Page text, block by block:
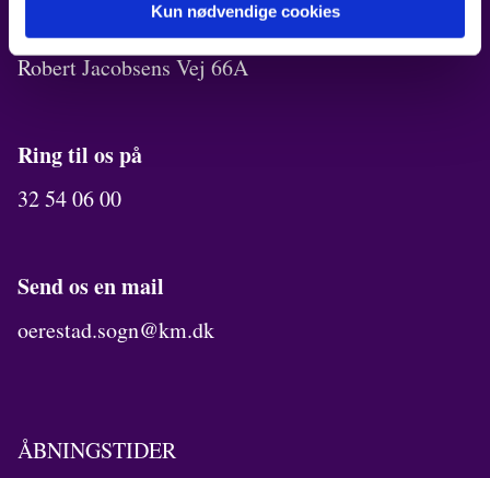
Kun nødvendige cookies
Menighedslokaler
Robert Jacobsens Vej 66A
Ring til os på
32 54 06 00
Send os en mail
oerestad.sogn@km.dk
ÅBNINGSTIDER